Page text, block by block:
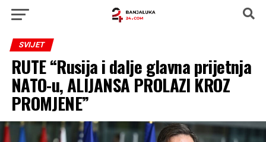
SVIJET
RUTE “Rusija i dalje glavna prijetnja
NATO-u, ALIJANSA PROLAZI KROZ
PROMJENE”